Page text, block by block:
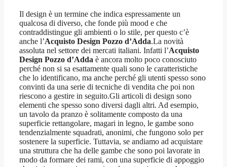
Il design è un termine che indica espressamente un
qualcosa di diverso, che fonde più mood e che
contraddistingue gli ambienti o lo stile, per questo c’è
anche l’Acquisto Design Pozzo d’Adda.La novità
assoluta nel settore dei mercati italiani. Infatti l’Acquisto
Design Pozzo d’Adda è ancora molto poco conosciuto
perché non si sa esattamente quali sono le caratteristiche
che lo identificano, ma anche perché gli utenti spesso sono
convinti da una serie di tecniche di vendita che poi non
riescono a gestire in seguito.Gli articoli di design sono
elementi che spesso sono diversi dagli altri. Ad esempio,
un tavolo da pranzo è solitamente composto da una
superficie rettangolare, magari in legno, le gambe sono
tendenzialmente squadrati, anonimi, che fungono solo per
sostenere la superficie. Tuttavia, se andiamo ad acquistare
una struttura che ha delle gambe che sono poi lavorate in
modo da formare dei rami, con una superficie di appoggio